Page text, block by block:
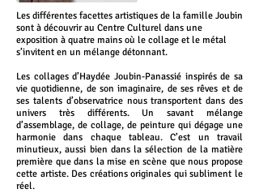
Les différentes facettes artistiques de la famille Joubin
sont à découvrir au Centre Culturel dans une
exposition à quatre mains où le collage et le métal
s’invitent en un mélange détonnant.
Les collages d’Haydée Joubin-Panassié inspirés de sa
vie quotidienne, de son imaginaire, de ses rêves et de
ses talents d’observatrice nous transportent dans des
univers très différents. Un savant mélange
d’assemblage, de collage, de peinture qui dégage une
harmonie dans chaque tableau. C’est un travail
minutieux, aussi bien dans la sélection de la matière
première que dans la mise en scène que nous propose
cette artiste. Des créations originales qui subliment le
réel.